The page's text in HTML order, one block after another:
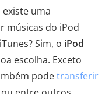
existe uma
músicas do iPod
Sim, o iPod
escolha. Exceto
podetransferir